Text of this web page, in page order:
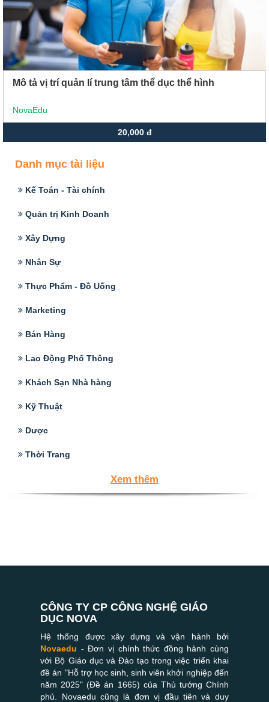
Mô tả vị trí quản lí trung tâm thể dục thể hình
NovaEdu
20,000 đ
Danh mục tài liệu
Kế Toán - Tài chính
Quản trị Kinh Doanh
Xây Dựng
Nhân Sự
Thực Phẩm - Đồ Uống
Marketing
Bán Hàng
Lao Động Phổ Thông
Khách Sạn Nhà hàng
Kỹ Thuật
Dược
Thời Trang
Xem thêm
CÔNG TY CP CÔNG NGHỆ GIÁO
DỤC NOVA
Hệ thống được xây dựng và vận hành bởi
Novaedu - Đơn vị chính thức đồng hành cùng
với Bộ Giáo dục và Đào tạo trong việc triển khai
đề án "Hỗ trợ học sinh, sinh viên khởi nghiệp đến
năm 2025" (Đề án 1665) của Thủ tướng Chính
phủ. Novaedu cũng là đơn vị đầu tiên và duy